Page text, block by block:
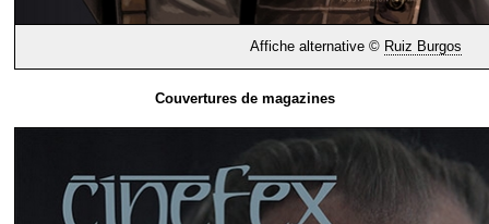
Affiche alternative © Ruiz Burgos
Couvertures de magazines